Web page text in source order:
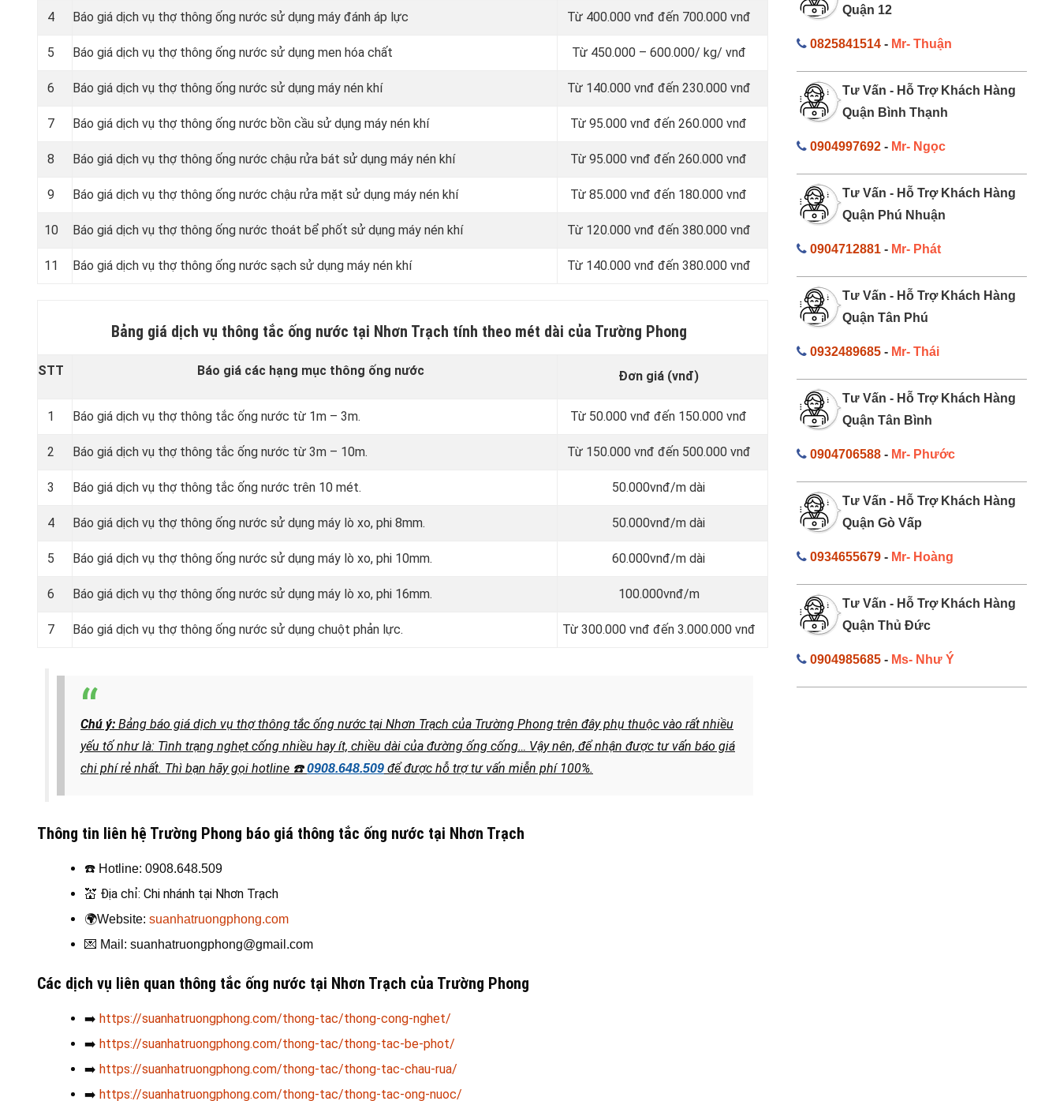
4 Báo giá dịch vụ thợ thông ống nước sử dụng máy đánh áp lực Từ 400.000 vnđ đến 700.000 vnđ
5 Báo giá dịch vụ thợ thông ống nước sử dụng men hóa chất Từ 450.000 – 600.000/ kg/ vnđ
6 Báo giá dịch vụ thợ thông ống nước sử dụng máy nén khí Từ 140.000 vnđ đến 230.000 vnđ
7 Báo giá dịch vụ thợ thông ống nước bồn cầu sử dụng máy nén khí Từ 95.000 vnđ đến 260.000 vnđ
8 Báo giá dịch vụ thợ thông ống nước chậu rửa bát sử dụng máy nén khí Từ 95.000 vnđ đến 260.000 vnđ
9 Báo giá dịch vụ thợ thông ống nước chậu rửa mặt sử dụng máy nén khí Từ 85.000 vnđ đến 180.000 vnđ
10 Báo giá dịch vụ thợ thông ống nước thoát bể phốt sử dụng máy nén khí Từ 120.000 vnđ đến 380.000 vnđ
11 Báo giá dịch vụ thợ thông ống nước sạch sử dụng máy nén khí Từ 140.000 vnđ đến 380.000 vnđ
Bảng giá dịch vụ thông tắc ống nước tại Nhơn Trạch tính theo mét dài của Trường Phong
STT Báo giá các hạng mục thông ống nước Đơn giá (vnđ)
1 Báo giá dịch vụ thợ thông tắc ống nước từ 1m – 3m. Từ 50.000 vnđ đến 150.000 vnđ
2 Báo giá dịch vụ thợ thông tắc ống nước từ 3m – 10m. Từ 150.000 vnđ đến 500.000 vnđ
3 Báo giá dịch vụ thợ thông tắc ống nước trên 10 mét. 50.000vnđ/m dài
4 Báo giá dịch vụ thợ thông ống nước sử dụng máy lò xo, phi 8mm. 50.000vnđ/m dài
5 Báo giá dịch vụ thợ thông ống nước sử dụng máy lò xo, phi 10mm. 60.000vnđ/m dài
6 Báo giá dịch vụ thợ thông ống nước sử dụng máy lò xo, phi 16mm. 100.000vnđ/m
7 Báo giá dịch vụ thợ thông ống nước sử dụng chuột phản lực. Từ 300.000 vnđ đến 3.000.000 vnđ
Chú ý: Bảng báo giá dịch vụ thợ thông tắc ống nước tại Nhơn Trạch của Trường Phong trên đây phụ thuộc vào rất nhiều
yếu tố như là: Tình trạng nghẹt cống nhiều hay ít, chiều dài của đường ống cống… Vậy nên, để nhận được tư vấn báo giá
chi phí rẻ nhất. Thì bạn hãy gọi hotline ☎️0908.648.509 để được hỗ trợ tư vấn miễn phí 100%.
Thông tin liên hệ Trường Phong báo giá thông tắc ống nước tại Nhơn Trạch
☎️ Hotline: 0908.648.509
💒 Địa chỉ: Chi nhánh tại Nhơn Trạch
🌍Website: suanhatruongphong.com
💌 Mail: suanhatruongphong@gmail.com
Các dịch vụ liên quan thông tắc ống nước tại Nhơn Trạch của Trường Phong
➡️ https://suanhatruongphong.com/thong-tac/thong-cong-nghet/
➡️ https://suanhatruongphong.com/thong-tac/thong-tac-be-phot/
➡️ https://suanhatruongphong.com/thong-tac/thong-tac-chau-rua/
➡️ https://suanhatruongphong.com/thong-tac/thong-tac-ong-nuoc/
Quận 12
0825841514- Mr- Thuận
Tư Vấn - Hỗ Trợ Khách Hàng
Quận Bình Thạnh
0904997692- Mr- Ngọc
Tư Vấn - Hỗ Trợ Khách Hàng
Quận Phú Nhuận
0904712881- Mr- Phát
Tư Vấn - Hỗ Trợ Khách Hàng
Quận Tân Phú
0932489685- Mr- Thái
Tư Vấn - Hỗ Trợ Khách Hàng
Quận Tân Bình
0904706588- Mr- Phước
Tư Vấn - Hỗ Trợ Khách Hàng
Quận Gò Vấp
0934655679- Mr- Hoàng
Tư Vấn - Hỗ Trợ Khách Hàng
Quận Thủ Đức
0904985685- Ms- Như Ý